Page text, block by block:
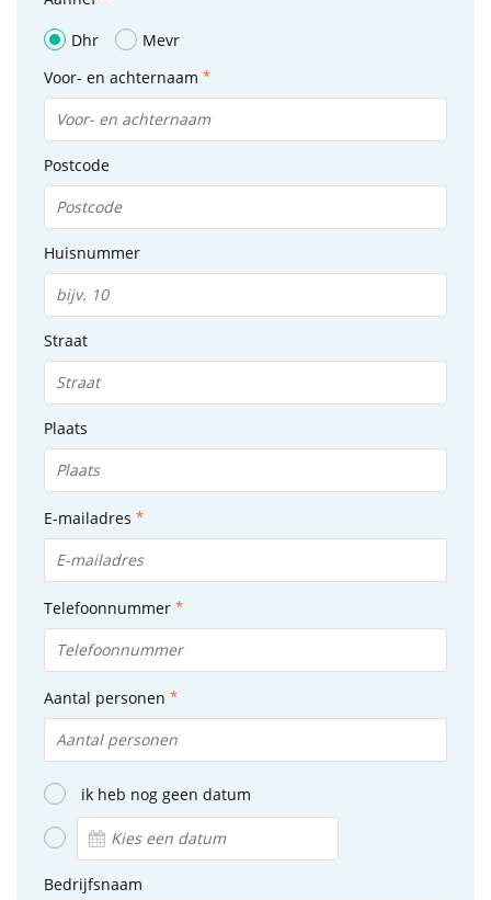
Dhr
Mevr
Voor- en achternaam
Postcode
Huisnummer
Straat
Plaats
E-mailadres
Telefoonnummer
Aantal personen
ik heb nog geen datum
Bedrijfsnaam